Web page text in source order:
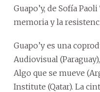
Guapo’y, de Sofía
memoria y la
Guapo’y es una
Audiovisual
Algo que se mueve
Institute (Qatar). La